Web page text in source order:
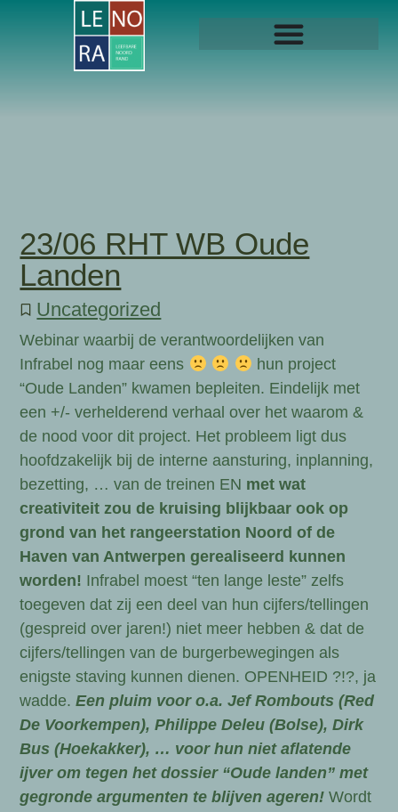
23/06 RHT WB Oude
Landen
Uncategorized
Webinar waarbij de verantwoordelijken van
Infrabel nog maar eens
hun project
“Oude Landen” kwamen bepleiten. Eindelijk met
een +/- verhelderend verhaal over het waarom &
de nood voor dit project. Het probleem ligt dus
hoofdzakelijk bij de interne aansturing, inplanning,
bezetting, … van de treinen EN met wat
creativiteit zou de kruising blijkbaar ook op
grond van het rangeerstation Noord of de
Haven van Antwerpen gerealiseerd kunnen
worden! Infrabel moest “ten lange leste” zelfs
toegeven dat zij een deel van hun cijfers/tellingen
(gespreid over jaren!) niet meer hebben & dat de
cijfers/tellingen van de burgerbewegingen als
enigste staving kunnen dienen. OPENHEID ?!?, ja
wadde.Een pluim voor o.a. Jef Rombouts (Red
De Voorkempen), Philippe Deleu (Bolse), Dirk
Bus (Hoekakker), … voor hun niet aflatende
ijver om tegen het dossier “Oude landen” met
gegronde argumenten te blijven ageren! Wordt